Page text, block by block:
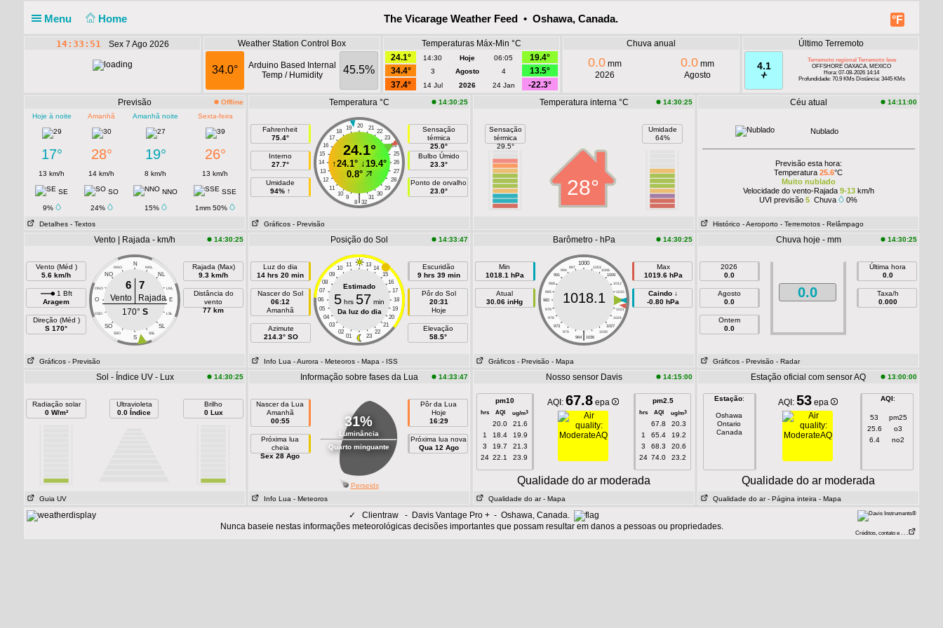
Menu Home °F
The Vicarage Weather Feed • Oshawa, Canada.
14:33:51 Sex 7 Ago 2026 Weather Station Control Box
34.0° 45.5%
Arduino Based Internal
Temp / Humidity
Temperaturas Máx-Min °C
24.1°
14:30 Hoje 06:05
19.4°
34.4°
3 Agosto 4
13.5°
37.4°
14 Jul 2026 24 Jan -22.3°
Chuva anual
0.0 mm
2026
0.0 mm
Agosto
Último Terremoto
4.1
Terremoto regional Terremoto leve
OFFSHORE OAXACA, MEXICO
Hora: 07-08-2026 14:14
Profundidade: 70.9 KMs Distância: 3445 KMs
Previsão
Offline
Hoje à noite
Amanhã Amanhã noite Sexta-feira
17° 28° 19° 26°
13 km/h 14 km/h 8 km/h 13 km/h
SE SO NNO SSE
9% 24% 15% 1mm 50%
Detalhes - Textos
Temperatura °C 14:30:25
Fahrenheit
75.4°
Interno
27.7°
Umidade
94% ↑
20
19 21
18
22
17
23
16
24
15
25
14
26
13
27
12
28
11
29
10
30
9 31
|
8 32
24.1°
↑24.1° ↓19.4°
0.8°
Sensação
térmica
25.0°
Bulbo Úmido
23.3°
Ponto de orvalho
23.0°
Gráficos - Previsão
Temperatura interna °C 14:30:25
Sensação
térmica
29.5°
28°
Umidade
64%
Céu atual 14:11:00
Nublado
Previsão esta hora:
Temperatura 25.6°C
Muito nublado
Velocidade do vento-Rajada 9-13km/h
UVI previsão 5 Chuva 0%
Histórico - Aeroporto - Terremotos - Relâmpago
Vento | Rajada - km/h 14:30:25
Vento (Méd )
5.6 km/h
1 Bft
Aragem
Direção (Méd )
S 170°
N
NNO NNL
NO NL
ONO LNL
O E
OSO LSL
SO SL
SSO SSL
S
6 7
Vento
Rajada
170° S
Rajada (Max)
9.3 km/h
Distância do
vento
77 km
Gráficos - Previsão
Posição do Sol 14:33:47
Luz do dia
14 hrs 20 min
Nascer do Sol
06:12
Amanhã
Azimute
214.3° SO
11 13
10
14
09
15
08
16
07
17
06
18
05
19
04
20
03
21
02
22
01 23
Estimado
5 hrs 57 min
Da luz do dia
Escuridão
9 hrs 39 min
Pôr do Sol
20:31
Hoje
Elevação
58.5°
Info Lua - Aurora - Meteoros - Mapa - ISS
Barômetro - hPa 14:30:25
Min
1018.1 hPa
Atual
30.06 inHg
1000
997 1003
994
1006
991
1009
988
1012
985
1015
982
1018
979
1021
976
1024
973
1027
970
1030
|
964 1036
1018.1
Max
1019.6 hPa
Caindo ↓
-0.80 hPa
Gráficos - Previsão - Mapa
Chuva hoje - mm 14:30:25
2026
0.0
Agosto
0.0
Ontem
0.0
0.0
Última hora
0.0
Taxa/h
0.000
Gráficos - Previsão - Radar
Sol - Índice UV - Lux 14:30:25
Radiação solar
0 W/m²
Ultravioleta
0.0 Índice
Brilho
0 Lux
Guia UV
Informação sobre fases da Lua 14:33:47
Nascer da Lua
Amanhã
00:55
Próxima lua
cheia
Sex 28 Ago
31%
Luminância
Quarto minguante
Pôr da Lua
Hoje
16:29
Próxima lua nova
Qua 12 Ago
Perseids
Info Lua - Meteoros
Nosso sensor Davis 14:15:00
pm10
hrs AQI ug/m3
20.0
21.6
1
18.4
19.9
3
19.7
21.3
24 22.1 23.9
AQI: 67.8 epa pm2.5
hrs AQI ug/m3
67.8
20.3
1
65.4
19.2
3
68.3
20.6
24 74.0 23.2
Qualidade do ar moderada
Qualidade do ar - Mapa
Estação oficial com sensor AQ 13:00:00
Estação:
Oshawa
Ontario
Canada
AQI: 53 epa AQI:
53
pm25
25.6
o3
6.4
no2
Qualidade do ar moderada
Qualidade do ar - Página inteira - Mapa
✓
Clientraw - Davis Vantage Pro + - Oshawa, Canada.
Nunca baseie nestas informações meteorológicas decisões importantes que possam resultar em danos a pessoas ou propriedades.
Créditos, contato e . . .